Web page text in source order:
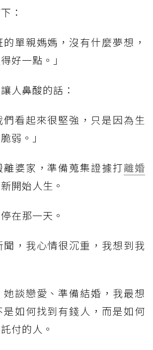
：
的單親媽媽，沒有什麼夢想，
好一點。」
人鼻酸的話：
們看起來很堅強，只是因為生
弱。」
婆家，準備蒐集證據打離婚
開始人生。
在那一天。
，我心情很沉重，我想到我
談戀愛、準備結婚，我最想
如何找到有錢人，而是如何
付的人。